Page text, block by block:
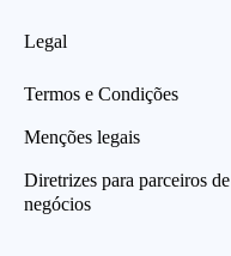
Legal
Termos e Condições
Menções legais
Diretrizes para parceiros de
negócios